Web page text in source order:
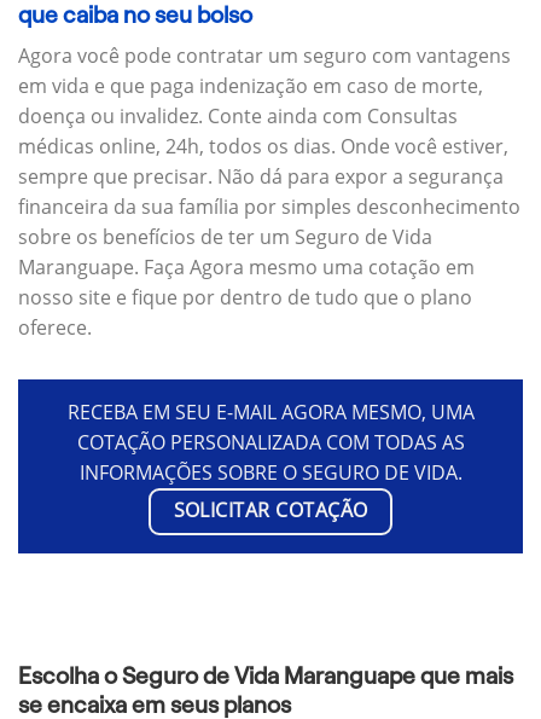
que caiba no seu bolso
Agora você pode contratar um seguro com vantagens
em vida e que paga indenização em caso de morte,
doença ou invalidez. Conte ainda com Consultas
médicas online, 24h, todos os dias. Onde você estiver,
sempre que precisar. Não dá para expor a segurança
financeira da sua família por simples desconhecimento
sobre os benefícios de ter um Seguro de Vida
Maranguape. Faça Agora mesmo uma cotação em
nosso site e fique por dentro de tudo que o plano
oferece.
RECEBA EM SEU E-MAIL AGORA MESMO, UMA
COTAÇÃO PERSONALIZADA COM TODAS AS
INFORMAÇÕES SOBRE O SEGURO DE VIDA.
SOLICITAR COTAÇÃO
Escolha o Seguro de Vida Maranguape que mais
se encaixa em seus planos